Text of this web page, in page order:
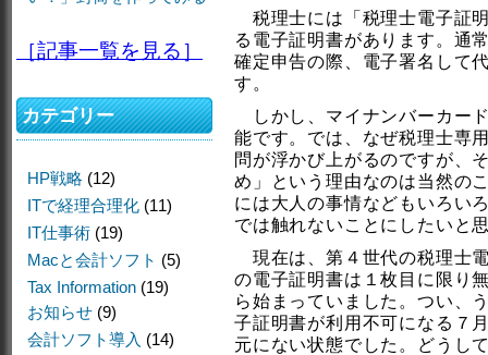
税理士には「税理士電子証
る電子証明書があります。通
確定申告の際、電子署名して
す。
しかし、マイナンバーカー
能です。では、なぜ税理士専
問が浮かび上がるのですが、
め」という理由なのは当然の
には大人の事情などもいろい
では触れないことにしたいと
現在は、第４世代の税理士
の電子証明書は１枚目に限り
ら始まっていました。つい、
子証明書が利用不可になる７
元にない状態でした。どうし
［記事一覧を見る］
カテゴリー
HP戦略 (12)
ITで経理合理化 (11)
IT仕事術 (19)
Macと会計ソフト (5)
Tax Information (19)
お知らせ (9)
会計ソフト導入 (14)